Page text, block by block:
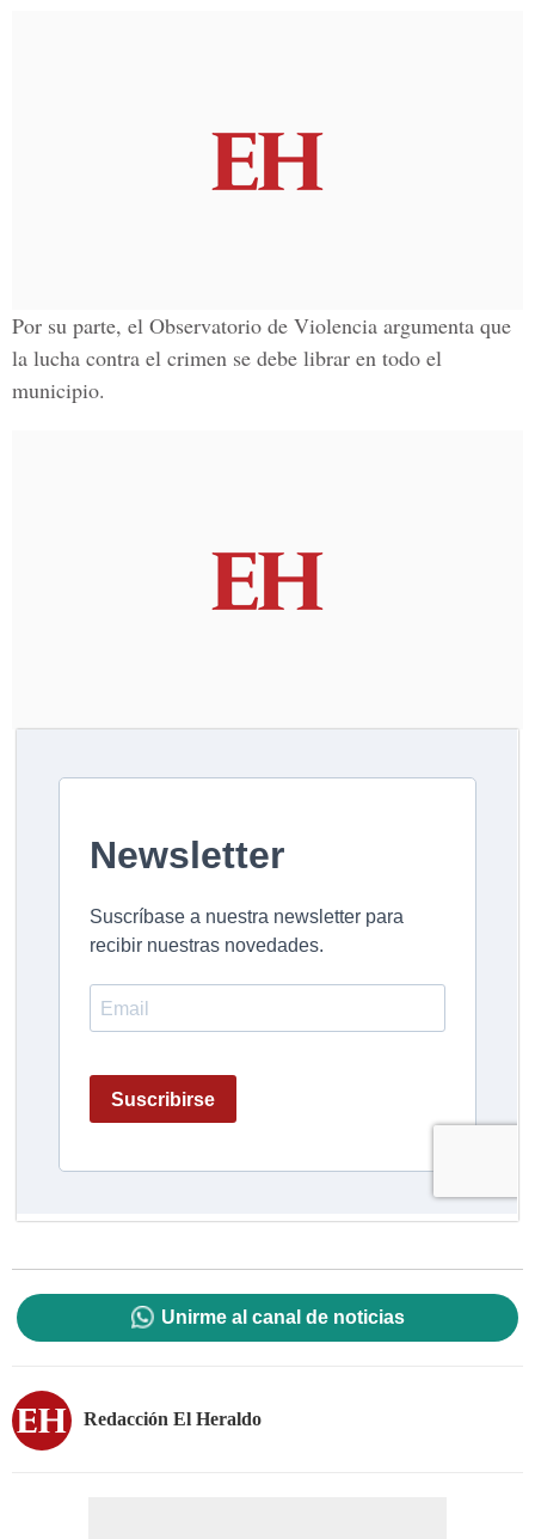
Por su parte, el Observatorio de Violencia argumenta que
la lucha contra el crimen se debe librar en todo el
municipio.
Unirme al canal de noticias
Redacción El Heraldo